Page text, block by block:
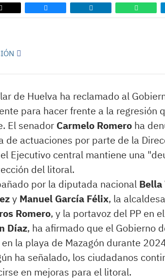
de Huelva ha reclamado al
para hacer frente a la regresión
El senador Carmelo Romero ha
de actuaciones por parte de la
Ejecutivo central mantiene una
del litoral.
por la diputada nacional Bella
y Manuel García Félix, la
Romero, y la portavoz del PP en
Díaz, ha afirmado que el Gobierno
la playa de Mazagón durante
ha señalado, los ciudadanos
en mejoras para el litoral.